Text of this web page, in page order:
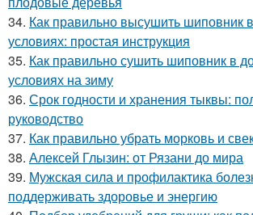
34. Как правильно высушить шиповник
условиях: простая инструкция
35. Как правильно сушить шиповник в
условиях на зиму
36. Срок годности и хранения тыквы:
руководство
37. Как правильно убрать морковь и
38. Алексей Глызин: от Рязани до мира
39. Мужская сила и профилактика
поддерживать здоровье и энергию